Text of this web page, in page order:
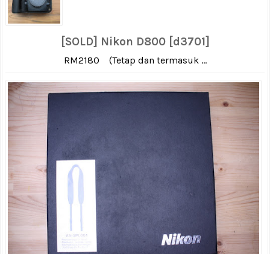
[SOLD] Nikon D800 [d3701]
RM2180 (Tetap dan termasuk ...